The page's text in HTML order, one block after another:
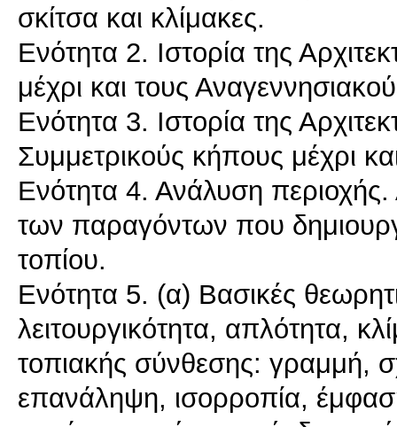
σκίτσα και κλίμακες.
Ενότητα 2. Ιστορία της
μέχρι και τους
Ενότητα 3. Ιστορία της
Συμμετρικούς κήπους μέχρι
Ενότητα 4. Ανάλυση
των παραγόντων που
τοπίου.
Ενότητα 5. (α) Βασικές
λειτουργικότητα, απλότητα,
τοπιακής σύνθεσης: γραμμή,
επανάληψη, ισορροπία,